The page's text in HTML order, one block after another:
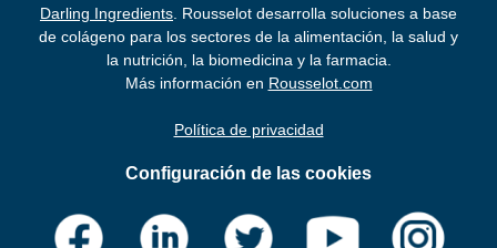
Darling Ingredients . Rousselot desarrolla soluciones a base
de colágeno para los sectores de la alimentación, la salud y
la nutrición, la biomedicina y la farmacia.
Más información en Rousselot.com
Política de privacidad
Configuración de las cookies